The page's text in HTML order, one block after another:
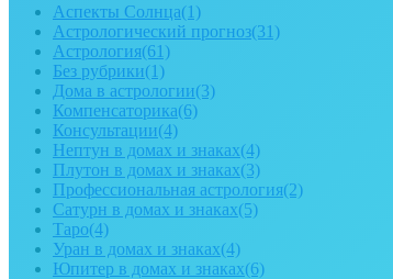
Аспекты Солнца(1)
Астрологический прогноз(31)
Астрология(61)
Без рубрики(1)
Дома в астрологии(3)
Компенсаторика(6)
Консультации(4)
Нептун в домах и знаках(4)
Плутон в домах и знаках(3)
Профессиональная астрология(2)
Сатурн в домах и знаках(5)
Таро(4)
Уран в домах и знаках(4)
Юпитер в домах и знаках(6)